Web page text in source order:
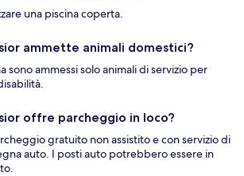
una piscina coperta.
ammette animali domestici?
sono ammessi solo animali di servizio per
offre parcheggio in loco?
gratuito non assistito e con servizio di
auto. I posti auto potrebbero essere in